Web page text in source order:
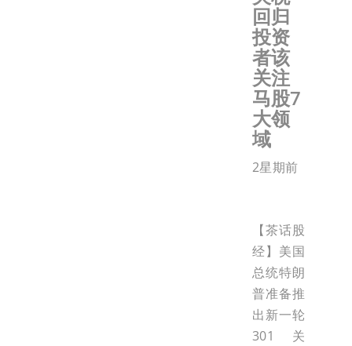
回归
投资
者该
关注
马股7
大领
域
2星期前
【茶话股
经】美国
总统特朗
普准备推
出新一轮
301关